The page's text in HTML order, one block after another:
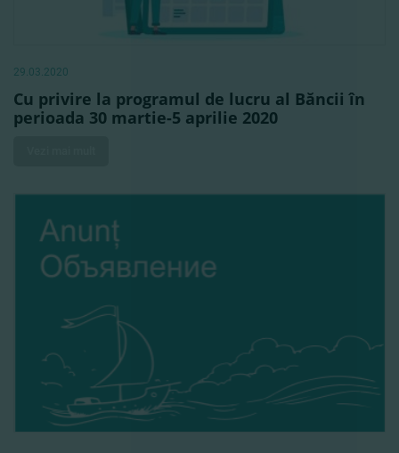
29.03.2020
Cu privire la programul de lucru al Băncii în
perioada 30 martie-5 aprilie 2020